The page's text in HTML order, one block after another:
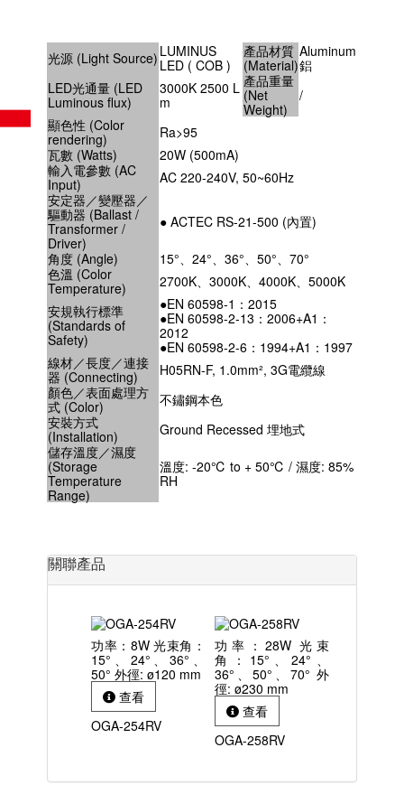
光源 (Light Source) LUMINUS
LED ( COB )
產品材質
(Material)
Aluminum
鋁
LED光通量 (LED
Luminous flux)
3000K 2500 L
m
產品重量
(Net
Weight)
/
顯色性 (Color
rendering)
Ra>95
瓦數 (Watts)
20W (500mA)
輸入電參數 (AC
Input)
AC 220-240V, 50~60Hz
安定器／變壓器／
驅動器 (Ballast /
Transformer /
Driver)
● ACTEC RS-21-500 (內置)
角度 (Angle)
15°、24°、36°、50°、70°
色溫 (Color
Temperature)
2700K、3000K、4000K、5000K
安規執行標準
(Standards of
Safety)
●EN 60598-1：2015
●EN 60598-2-13：2006+A1：
2012
●EN 60598-2-6：1994+A1：1997
線材／長度／連接
器 (Connecting)
H05RN-F, 1.0mm², 3G電纜線
顏色／表面處理方
式 (Color)
不鏽鋼本色
安裝方式
(Installation)
Ground Recessed 埋地式
儲存溫度／濕度
(Storage
Temperature
Range)
溫度: -20℃ to + 50℃ / 濕度: 85%
RH
關聯產品
功率：8W 光束角：
15°、24°、36°、
50° 外徑: ø120 mm
查看
OGA-254RV
功率：28W 光束
角：15°、24°、
36°、50°、70° 外
徑: ø230 mm
查看
OGA-258RV